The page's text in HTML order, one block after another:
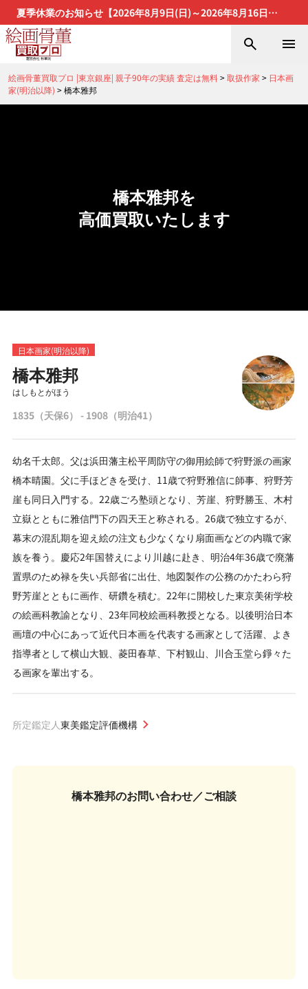
夏季休業のお知らせ【2026年8月9日(日)～2026年8月16日
(日)】
絵画骨董買取プロ |東京銀座| 親子90年の実績 査定は無料>取扱作家 > 日本画
家(明治以降) >橋本雅邦
橋本雅邦を
高価買取いたします
日本画家(明治以降)
橋本雅邦
はしもとがほう
1835（天保6） - 1908（明治41）
幼名千太郎。父は浜田藩主松平周防守の御用絵師で狩野派の画家
橋本晴園。父に手ほどきを受け、11歳で狩野雅信に師事、狩野芳
崖も同日入門する。22歳ごろ塾頭となり、芳崖、狩野勝玉、木村
立嶽とともに雅信門下の四天王と称される。26歳で独立するが、
幕末の混乱期を迎え絵の注文も少なくなり扇面画などの内職で家
族を養う。慶応2年国替えにより川越に赴き、明治4年36歳で廃藩
置県のため禄を失い兵部省に出仕、地図製作の公務のかたわら狩
野芳崖とともに画作、研鑽を積む。22年に開校した東京美術学校
の絵画科教諭となり、23年同校絵画科教授となる。以後明治日本
画壇の中心にあって近代日本画を代表する画家として活躍、よき
指導者として横山大観、菱田春草、下村観山、川合玉堂ら錚々た
る画家を輩出する。
所定鑑定人東美鑑定評価機構
橋本雅邦のお問い合わせ／ご相談